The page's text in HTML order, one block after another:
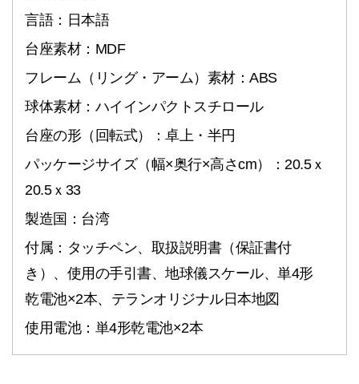
言語：日本語
台座素材：MDF
フレーム（リング・アーム）素材：ABS
球体素材：ハイインパクトスチロール
台座の形（回転式）：卓上・半円
パッケージサイズ（幅×奥行×高さcm）：20.5ｘ
20.5ｘ33
製造国：台湾
付属：タッチペン、取扱説明書（保証書付
き）、使用の手引書、地球儀スケール、単4形
乾電池×2本、テランオリジナル日本地図
使用電池：単4形乾電池×2本